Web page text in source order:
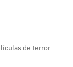
de terror